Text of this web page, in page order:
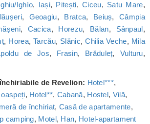
Ighìo, Iași, Pitești,Ciceu, Satu Mare,
, Geoagiu, Bratca, Beiuș,Câmpia
, Cacica, Horezu, Bălan, Sânpaul,
, Horea,Tarcău, Slănic,Chilia Veche, Mila
de Jos, Frasin, Brăduleț, Vulturu,
de Revelion: Hotel***,
, Hotel**, Cabană, Hostel, Vilă,
de închiriat, Casă de apartamente,
camping, Motel, Han, Hotel-apartament